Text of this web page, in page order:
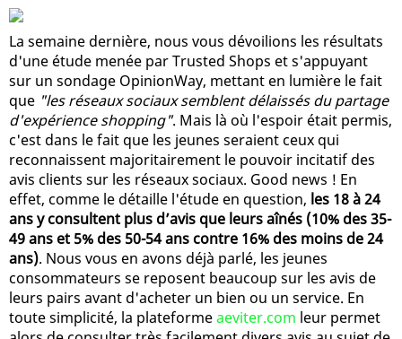
La semaine dernière, nous vous dévoilions les résultats
d'une étude menée par Trusted Shops et s'appuyant
sur un sondage OpinionWay, mettant en lumière le fait
que "les réseaux sociaux semblent délaissés du partage
d'expérience shopping". Mais là où l'espoir était permis,
c'est dans le fait que les jeunes seraient ceux qui
reconnaissent majoritairement le pouvoir incitatif des
avis clients sur les réseaux sociaux. Good news ! En
effet, comme le détaille l'étude en question, les 18 à 24
ans y consultent plus d’avis que leurs aînés (10% des 35-
49 ans et 5% des 50-54 ans contre 16% des moins de 24
ans). Nous vous en avons déjà parlé, les jeunes
consommateurs se reposent beaucoup sur les avis de
leurs pairs avant d'acheter un bien ou un service. En
toute simplicité, la plateformeaeviter.com leur permet